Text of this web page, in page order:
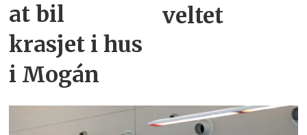
at bil
krasjet i hus
i Mogán
veltet